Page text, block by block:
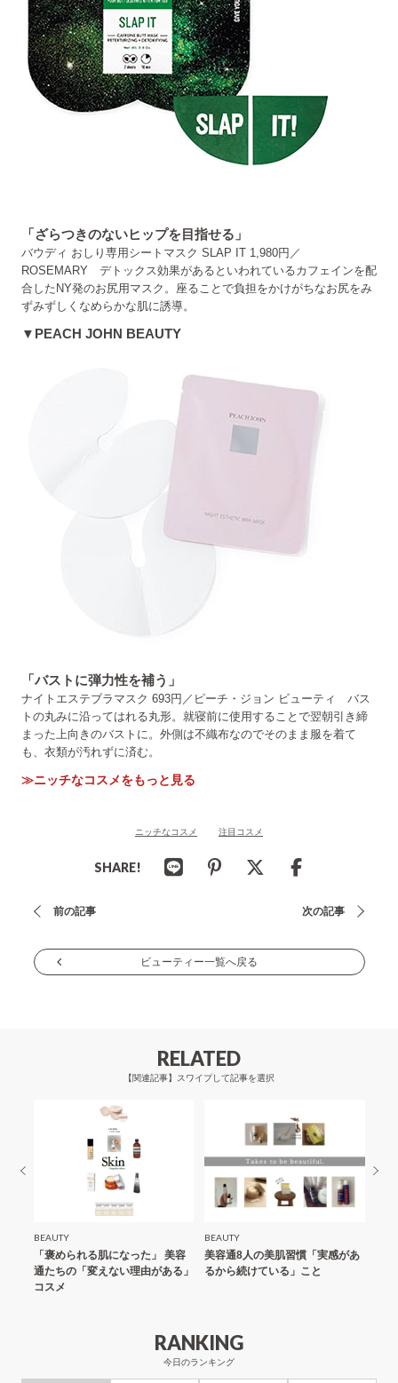
「ざらつきのないヒップを目指せる」
バウディ おしり専用シートマスク SLAP IT 1,980円／
ROSEMARY デトックス効果があるといわれているカフェインを配
合したNY発のお尻用マスク。座ることで負担をかけがちなお尻をみ
ずみずしくなめらかな肌に誘導。
▼PEACH JOHN BEAUTY
「バストに弾力性を補う」
ナイトエステブラマスク 693円／ピーチ・ジョン ビューティ バス
トの丸みに沿ってはれる丸形。就寝前に使用することで翌朝引き締
まった上向きのバストに。外側は不織布なのでそのまま服を着て
も、衣類が汚れずに済む。
≫ニッチなコスメをもっと見る
ニッチなコスメ 注目コスメ
SHARE!
投
ナ
前の記事 次の記事
ビューティー一覧へ戻る
RELATED
【関連記事】スワイプして記事を選択
BEAUTY
「褒められる肌になった」 美容
通たちの「変えない理由がある」
コスメ
BEAUTY
美容通8人の美肌習慣「実感があ
るから続けている」こと
RANKING
今日のランキング